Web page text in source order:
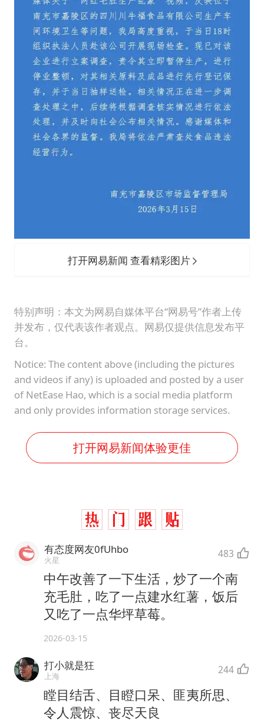
打开网易新闻 查看精彩图片
特别声明：本文为网易自媒体平台“网易号”作者上传
并发布，仅代表该作者观点。网易仅提供信息发布平
台。
Notice: The content above (including the pictures
and videos if any) is uploaded and posted by a user
of NetEase Hao, which is a social media platform
and only provides information storage services.
打开网易新闻体验更佳
有态度网友0fUhbo
火星 483
中午改善了一下生活，炒了一个南
充毛肚，吃了一点建水红薯，饭后
又吃了一点华坪草莓。
2026-03-15
打小就是狂
上海 244
瞠目结舌、目瞪口呆、匪夷所思、
令人震惊、丧尽天良